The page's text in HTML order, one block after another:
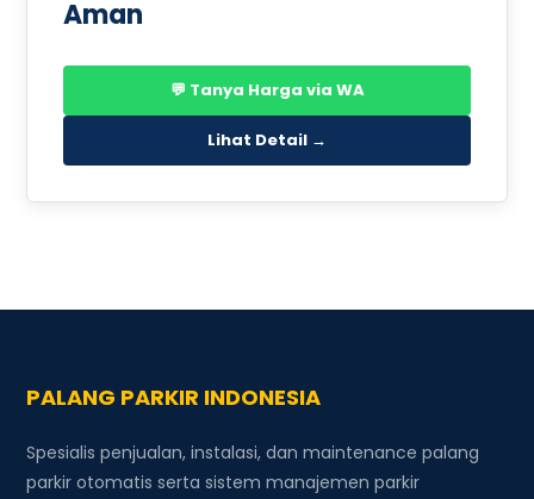
Aman
💬 Tanya Harga via WA
Lihat Detail →
PALANG PARKIR INDONESIA
Spesialis penjualan, instalasi, dan maintenance palang
parkir otomatis serta sistem manajemen parkir